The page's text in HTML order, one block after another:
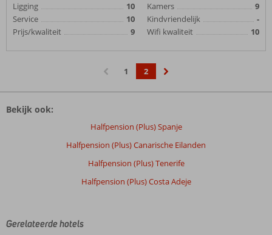
Ligging
10
Service
10
Prijs/kwaliteit
9
Kamers
9
Kindvriendelijk
-
Wifi kwaliteit
10
1
2
Bekijk ook:
Halfpension (Plus) Spanje
Halfpension (Plus) Canarische Eilanden
Halfpension (Plus) Tenerife
Halfpension (Plus) Costa Adeje
Gerelateerde hotels